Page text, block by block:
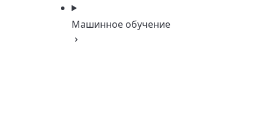
Машинное обучение